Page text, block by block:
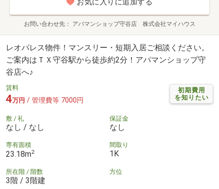
お問い合わせ先 アパマンショップ守谷店 株式会社マイハウス
レオパレス物件！マンスリー・短期入居ご相談ください。
ご案内はＴＸ守谷駅から徒歩約2分！アパマンショップ守
谷店へ♪
初期費用
を知りたい
賃料
4万円 / 管理費等 7000円
敷 / 礼
なし / なし
保証金
なし
専有面積
23.18m2
間取り
1K
所在階 / 階数
3階 / 3階建
方位